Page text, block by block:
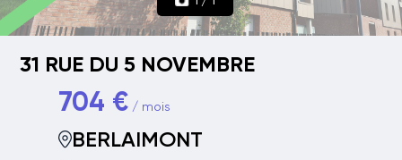
31 RUE DU 5 NOVEMBRE
704 €/ mois
BERLAIMONT